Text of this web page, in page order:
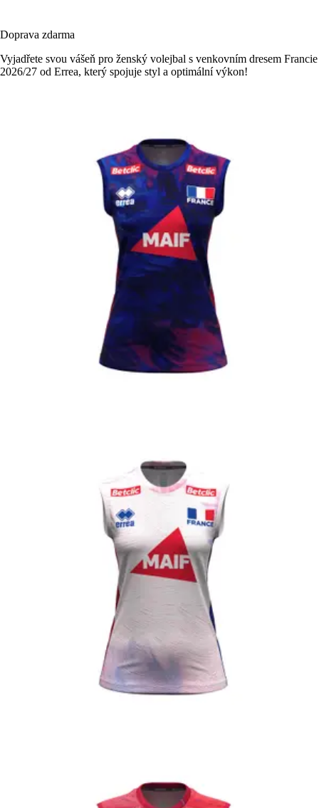
Doprava zdarma
Vyjadřete svou vášeň pro ženský volejbal s venkovním dresem Francie
2026/27 od Errea, který spojuje styl a optimální výkon!